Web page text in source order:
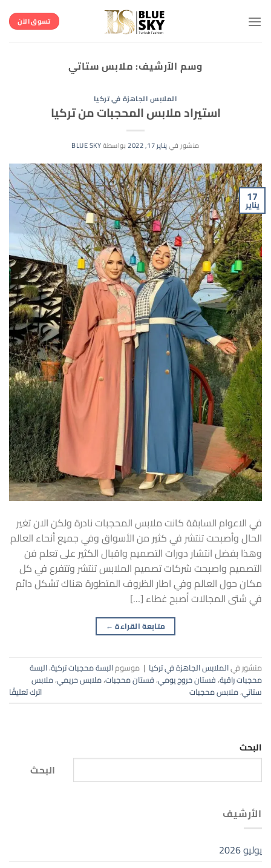
للمحتوى
تسوق الآن
وسم الآرشيف:ملابس ستاتي
الملابس الجاهزة في تركيا
استيراد ملابس المحجبات من تركيا
منشور فييناير 17, 2022 بواسطةBLUE SKY
17
يناير
في الاعوام السابقة كانت ملابس المحجبات نادرة ولكن الان تغير
الحال وأصبحت تنتشر في كثير من الأسواق وفي جميع أنحاء العالم
وهذا بفضل انتشار دورات التصميم واقبال الكثير على تعلم فن
التصميم واصبحت شركات تصميم الملابس تنتشر وتتفرع في كل
مكان حول العالم وفي اطار الظروف المتطورة هناك تشكل دائم
في شتى المجالات أصبح غطاء […]
متابعة القراءة ←
منشور فيالملابس الجاهزة في تركيا | موسومالبسة محجبات تركية،البسة
محجبات راقية،فستان خروج يومي،فستان محجبات،ملابس حريمي،ملابس
ستاتي،ملابس محجبات اترك تعليقًا
البحث
البحث
الأرشيف
يوليو 2026